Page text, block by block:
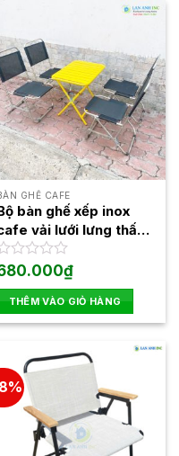
GHẾ CAFE
bàn ghế xếp inox
vải lưới lưng thấp
gọn giá rẻ
₫
THÊM VÀO GIỎ HÀNG